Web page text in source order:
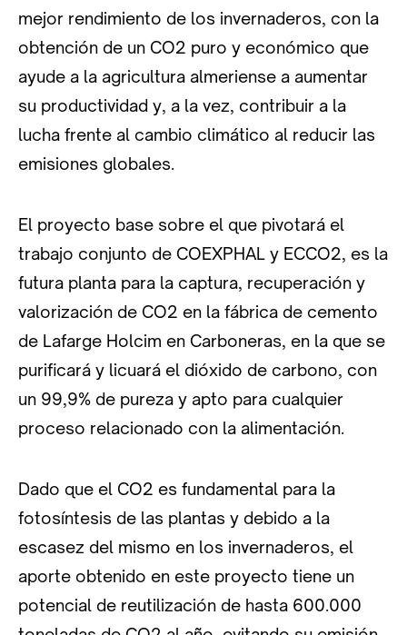
mejor rendimiento de los invernaderos, con la
obtención de un CO2 puro y económico que
ayude a la agricultura almeriense a aumentar
su productividad y, a la vez, contribuir a la
lucha frente al cambio climático al reducir las
emisiones globales.
El proyecto base sobre el que pivotará el
trabajo conjunto de COEXPHAL y ECCO2, es la
futura planta para la captura, recuperación y
valorización de CO2 en la fábrica de cemento
de Lafarge Holcim en Carboneras, en la que se
purificará y licuará el dióxido de carbono, con
un 99,9% de pureza y apto para cualquier
proceso relacionado con la alimentación.
Dado que el CO2 es fundamental para la
fotosíntesis de las plantas y debido a la
escasez del mismo en los invernaderos, el
aporte obtenido en este proyecto tiene un
potencial de reutilización de hasta 600.000